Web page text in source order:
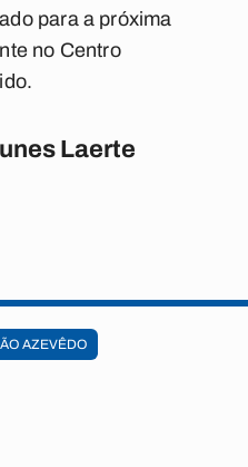
para a próxima
no Centro
Laerte
AZEVÊDO